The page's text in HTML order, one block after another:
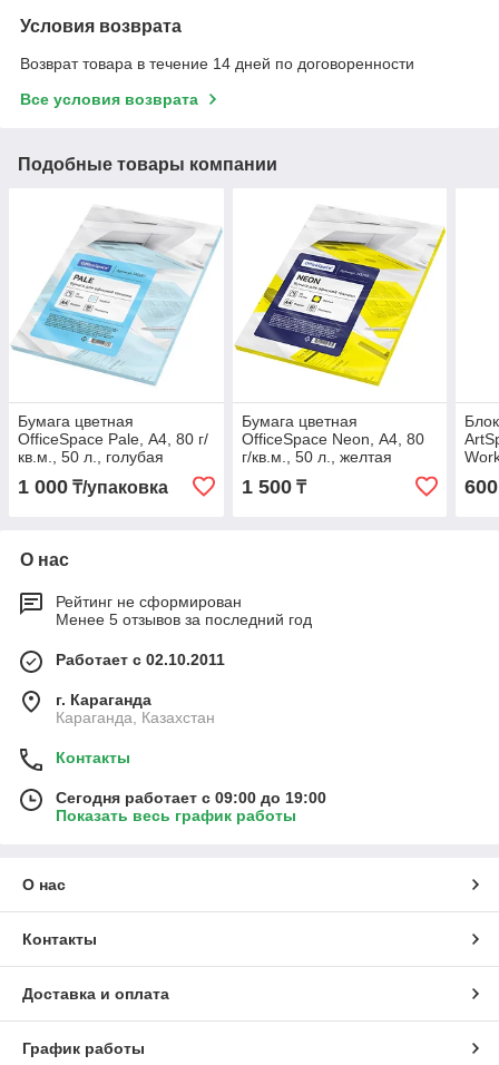
Условия возврата
Возврат товара в течение 14 дней по договоренности
Все условия возврата
Подобные товары компании
Бумага цветная
OfficeSpace Pale, А4, 80 г/
кв.м., 50 л., голубая
1 000 ₸/упаковка
Бумага цветная
OfficeSpace Neon, А4, 80
г/кв.м., 50 л., желтая
1 500₸ 600
О нас
Рейтинг не сформирован
Менее 5 отзывов за последний год
Работает с 02.10.2011
г. Караганда
Караганда, Казахстан
Контакты
Сегодня работает с 09:00 до 19:00
Показать весь график работы
О нас
Контакты
Доставка и оплата
График работы